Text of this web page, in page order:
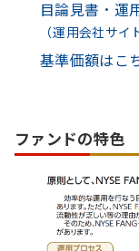
目論見書・運
（運用会社サイ
基準価額はこ
ファンドの特色